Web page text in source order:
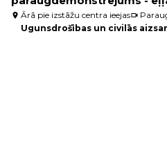
location_on Ārā pie izstāžu centra ieejasvideocam
Ugunsdrošības un civilās